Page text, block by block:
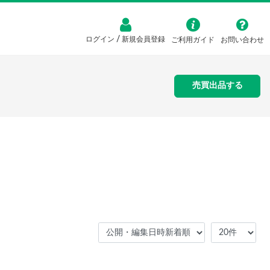
ログイン / 新規会員登録 ご利用ガイド お問い合わせ
売買出品する